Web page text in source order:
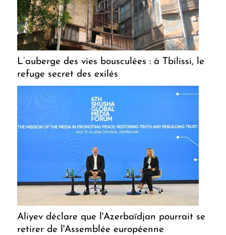
L’auberge des vies bousculées : à Tbilissi, le
refuge secret des exilés
Aliyev déclare que l'Azerbaïdjan pourrait se
retirer de l'Assemblée européenne